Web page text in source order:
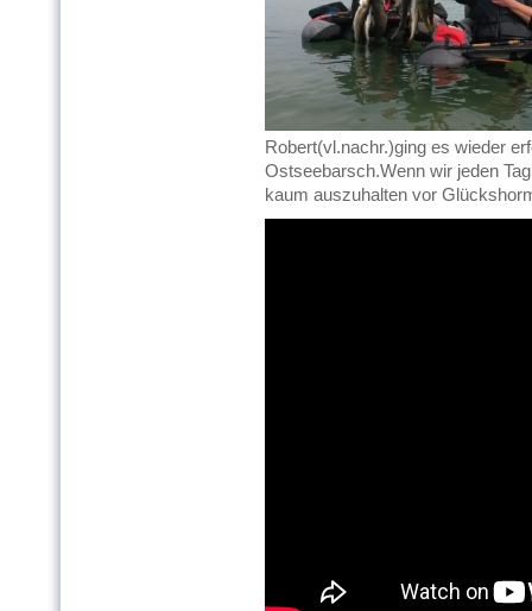
Robert(vl.nachr.)ging es wieder
Ostseebarsch.Wenn wir jeden
kaum auszuhalten vor